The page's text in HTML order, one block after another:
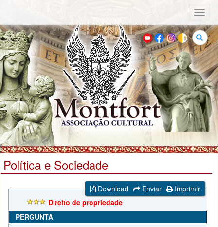
Buscar
Política e Sociedade
Download Enviar
Imprimir
Direito de propriedade
PERGUNTA